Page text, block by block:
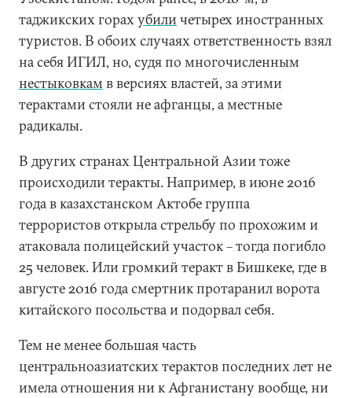
таджикских горахубиличетырех иностранных
туристов. В обоих случаях ответственность взял
на себя ИГИЛ, но, судя по многочисленным
нестыковкам в версиях властей, за этими
терактами стояли не афганцы, а местные
радикалы.
В других странах Центральной Азии тоже
происходили теракты. Например, в июне 2016
года в казахстанском Актобе группа
террористов открыла стрельбу по прохожим и
атаковала полицейский участок – тогда погибло
25 человек. Или громкий теракт в Бишкеке, где в
августе 2016 года смертник протаранил ворота
китайского посольства и подорвал себя.
Тем не менее большая часть
центральноазиатских терактов последних лет не
имела отношения ни к Афганистану вообще, ни